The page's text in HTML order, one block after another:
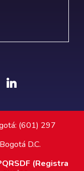
(601) 297
D.C.
(Registra